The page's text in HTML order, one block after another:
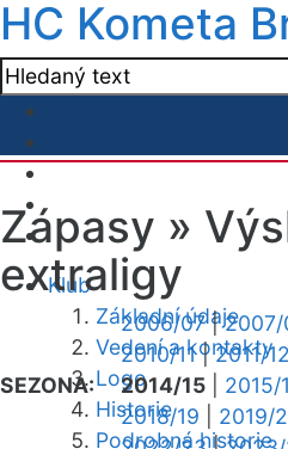
HC Kometa
Klub
Základní údaje
Vedení a kontakty
Logo
Historie
Podrobná historie
Zápasy »
extraligy
SEZONA:
2006/07|2007/
2010/11|2011/12
2014/15
2015/
2018/19
2019/